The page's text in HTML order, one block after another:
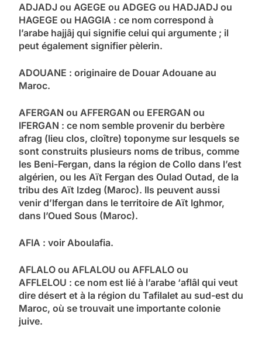
ADJADJ ou AGEGE ou ADGEG ou HADJADJ ou
HAGEGE ou HAGGIA : ce nom correspond à
l’arabe hajjâj qui signifie celui qui argumente ; il
peut également signifier pèlerin.
ADOUANE : originaire de Douar Adouane au
Maroc.
AFERGAN ou AFFERGAN ou EFERGAN ou
IFERGAN : ce nom semble provenir du berbère
afrag (lieu clos, cloître) toponyme sur lesquels se
sont construits plusieurs noms de tribus, comme
les Beni-Fergan, dans la région de Collo dans l’est
algérien, ou les Aït Fergan des Oulad Outad, de la
tribu des Aït Izdeg (Maroc). Ils peuvent aussi
venir d’Ifergan dans le territoire de Aït Ighmor,
dans l’Oued Sous (Maroc).
AFIA : voir Aboulafia.
AFLALO ou AFLALOU ou AFFLALO ou
AFFLELOU : ce nom est lié à l’arabe ‘aflâl qui veut
dire désert et à la région du Tafilalet au sud-est du
Maroc, où se trouvait une importante colonie
juive.